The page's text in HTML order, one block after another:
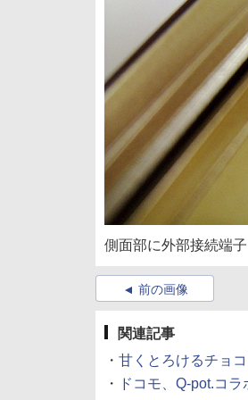
側面部に外部接続端子
前の画像
関連記事
・ 甘くとろけるチョ
・
ドコモ、Q-pot.コ